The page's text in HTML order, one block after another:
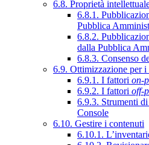
6.8. Proprietà
6.8.1.
Pubblica
6.8.2.
dalla Pubblica
6.8.3. Consenso
6.9. Ottimizzazione per
6.9.1. I fattori on-
6.9.2. I fattori off-
6.9.3. Strumenti
Console
6.10. Gestire i contenuti
6.10.1.